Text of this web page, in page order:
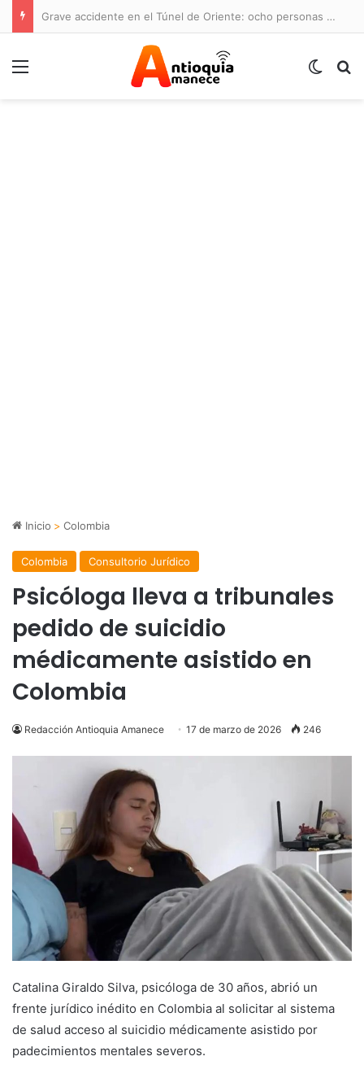
Grave accidente en el Túnel de Oriente: ocho personas lesionadas y cierre de la vía
Menú
Inicio > Colombia
Colombia Consultorio Jurídico
Psicóloga lleva a tribunales
pedido de suicidio
médicamente asistido en
Colombia
Redacción Antioquia Amanece 17 de marzo de 2026 246
Catalina Giraldo Silva, psicóloga de 30 años, abrió un
frente jurídico inédito en Colombia al solicitar al sistema
de salud acceso al suicidio médicamente asistido por
padecimientos mentales severos.